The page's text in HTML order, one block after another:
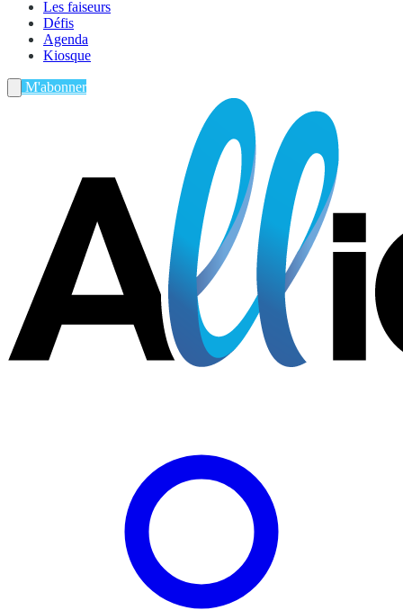
Les faiseurs
Défis
Agenda
Kiosque
M'abonner